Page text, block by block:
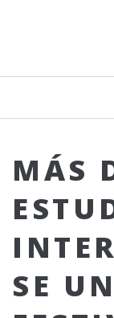
MÁS
SE